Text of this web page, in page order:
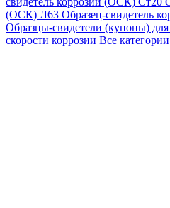
(ОСК) Л63 Образец-свидетель
Образцы-свидетели (купоны)
скорости коррозии Все категории